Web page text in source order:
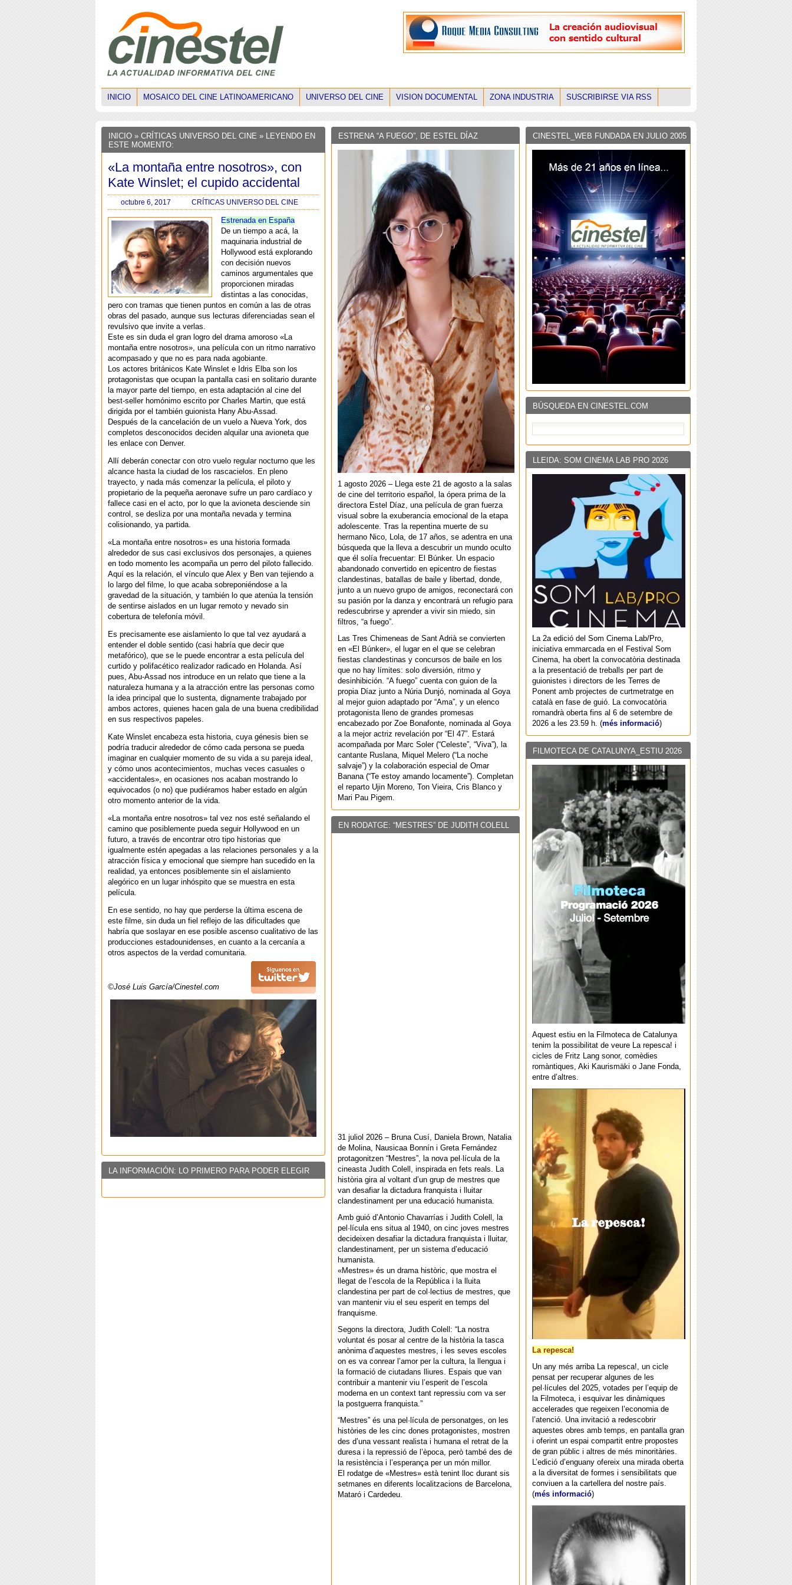
INICIO MOSAICO DEL CINE LATINOAMERICANO UNIVERSO DEL CINE VISION DOCUMENTAL ZONA INDUSTRIA SUSCRIBIRSE VIA RSS
INICIO » CRÍTICAS UNIVERSO DEL CINE » LEYENDO EN
ESTE MOMENTO:
«La montaña entre nosotros», con
Kate Winslet; el cupido accidental
octubre 6, 2017 CRÍTICAS UNIVERSO DEL CINE
Estrenada en España
De un tiempo a acá, la
maquinaria industrial de
Hollywood está explorando
con decisión nuevos
caminos argumentales que
proporcionen miradas
distintas a las conocidas,
pero con tramas que tienen puntos en común a las de otras
obras del pasado, aunque sus lecturas diferenciadas sean el
revulsivo que invite a verlas.
Este es sin duda el gran logro del drama amoroso «La
montaña entre nosotros», una película con un ritmo narrativo
acompasado y que no es para nada agobiante.
Los actores británicos Kate Winslet e Idris Elba son los
protagonistas que ocupan la pantalla casi en solitario durante
la mayor parte del tiempo, en esta adaptación al cine del
best-seller homónimo escrito por Charles Martin, que está
dirigida por el también guionista Hany Abu-Assad.
Después de la cancelación de un vuelo a Nueva York, dos
completos desconocidos deciden alquilar una avioneta que
les enlace con Denver.
Allí deberán conectar con otro vuelo regular nocturno que les
alcance hasta la ciudad de los rascacielos. En pleno
trayecto, y nada más comenzar la película, el piloto y
propietario de la pequeña aeronave sufre un paro cardíaco y
fallece casi en el acto, por lo que la avioneta desciende sin
control, se desliza por una montaña nevada y termina
colisionando, ya partida.
«La montaña entre nosotros» es una historia formada
alrededor de sus casi exclusivos dos personajes, a quienes
en todo momento les acompaña un perro del piloto fallecido.
Aquí es la relación, el vínculo que Alex y Ben van tejiendo a
lo largo del filme, lo que acaba sobreponiéndose a la
gravedad de la situación, y también lo que atenúa la tensión
de sentirse aislados en un lugar remoto y nevado sin
cobertura de telefonía móvil.
Es precisamente ese aislamiento lo que tal vez ayudará a
entender el doble sentido (casi habría que decir que
metafórico), que se le puede encontrar a esta película del
curtido y polifacético realizador radicado en Holanda. Así
pues, Abu-Assad nos introduce en un relato que tiene a la
naturaleza humana y a la atracción entre las personas como
la idea principal que lo sustenta, dignamente trabajado por
ambos actores, quienes hacen gala de una buena credibilidad
en sus respectivos papeles.
Kate Winslet encabeza esta historia, cuya génesis bien se
podría traducir alrededor de cómo cada persona se pueda
imaginar en cualquier momento de su vida a su pareja ideal,
y cómo unos acontecimientos, muchas veces casuales o
«accidentales», en ocasiones nos acaban mostrando lo
equivocados (o no) que pudiéramos haber estado en algún
otro momento anterior de la vida.
«La montaña entre nosotros» tal vez nos esté señalando el
camino que posiblemente pueda seguir Hollywood en un
futuro, a través de encontrar otro tipo historias que
igualmente estén apegadas a las relaciones personales y a la
atracción física y emocional que siempre han sucedido en la
realidad, ya entonces posiblemente sin el aislamiento
alegórico en un lugar inhóspito que se muestra en esta
película.
En ese sentido, no hay que perderse la última escena de
este filme, sin duda un fiel reflejo de las dificultades que
habría que soslayar en ese posible ascenso cualitativo de las
producciones estadounidenses, en cuanto a la cercanía a
otros aspectos de la verdad comunitaria.
©José Luis García/Cinestel.com
LA INFORMACIÓN: LO PRIMERO PARA PODER ELEGIR
CINESTEL_WEB FUNDADA EN JULIO 2005
BÚSQUEDA EN CINESTEL.COM
LLEIDA: SOM CINEMA LAB PRO 2026
La 2a edició del Som Cinema Lab/Pro,
iniciativa emmarcada en el Festival Som
Cinema, ha obert la convocatòria destinada
a la presentació de treballs per part de
guionistes i directors de les Terres de
Ponent amb projectes de curtmetratge en
català en fase de guió. La convocatòria
romandrà oberta fins al 6 de setembre de
2026 a les 23.59 h. (més informació)
FILMOTECA DE CATALUNYA_ESTIU 2026
Aquest estiu en la Filmoteca de Catalunya
tenim la possibilitat de veure La repesca! i
cicles de Fritz Lang sonor, comèdies
romàntiques, Aki Kaurismäki o Jane Fonda,
entre d’altres.
La repesca!
Un any més arriba La repesca!, un cicle
pensat per recuperar algunes de les
pel·lícules del 2025, votades per l’equip de
la Filmoteca, i esquivar les dinàmiques
accelerades que regeixen l’economia de
l’atenció. Una invitació a redescobrir
aquestes obres amb temps, en pantalla gran
i oferint un espai compartit entre propostes
de gran públic i altres de més minoritàries.
L’edició d’enguany ofereix una mirada oberta
a la diversitat de formes i sensibilitats que
conviuen a la cartellera del nostre país.
(més informació)
ESTRENA “A FUEGO”, DE ESTEL DÍAZ
1 agosto 2026 – Llega este 21 de agosto a la salas
de cine del territorio español, la ópera prima de la
directora Estel Díaz, una película de gran fuerza
visual sobre la exuberancia emocional de la etapa
adolescente. Tras la repentina muerte de su
hermano Nico, Lola, de 17 años, se adentra en una
búsqueda que la lleva a descubrir un mundo oculto
que él solía frecuentar: El Búnker. Un espacio
abandonado convertido en epicentro de fiestas
clandestinas, batallas de baile y libertad, donde,
junto a un nuevo grupo de amigos, reconectará con
su pasión por la danza y encontrará un refugio para
redescubrirse y aprender a vivir sin miedo, sin
filtros, “a fuego”.
Las Tres Chimeneas de Sant Adrià se convierten
en «El Búnker», el lugar en el que se celebran
fiestas clandestinas y concursos de baile en los
que no hay límites: solo diversión, ritmo y
desinhibición. “A fuego” cuenta con guion de la
propia Díaz junto a Núria Dunjó, nominada al Goya
al mejor guion adaptado por “Ama”, y un elenco
protagonista lleno de grandes promesas
encabezado por Zoe Bonafonte, nominada al Goya
a la mejor actriz revelación por “El 47”. Estará
acompañada por Marc Soler (“Celeste”, “Viva”), la
cantante Ruslana, Miquel Melero (“La noche
salvaje”) y la colaboración especial de Omar
Banana (“Te estoy amando locamente”). Completan
el reparto Ujin Moreno, Ton Vieira, Cris Blanco y
Mari Pau Pigem.
EN RODATGE: “MESTRES” DE JUDITH COLELL
31 juliol 2026 – Bruna Cusí, Daniela Brown, Natalia
de Molina, Nausicaa Bonnín i Greta Fernández
protagonitzen “Mestres”, la nova pel·lícula de la
cineasta Judith Colell, inspirada en fets reals. La
història gira al voltant d’un grup de mestres que
van desafiar la dictadura franquista i lluitar
clandestinament per una educació humanista.
Amb guió d’Antonio Chavarrías i Judith Colell, la
pel·lícula ens situa al 1940, on cinc joves mestres
decideixen desafiar la dictadura franquista i lluitar,
clandestinament, per un sistema d’educació
humanista.
«Mestres» és un drama històric, que mostra el
llegat de l’escola de la República i la lluita
clandestina per part de col·lectius de mestres, que
van mantenir viu el seu esperit en temps del
franquisme.
Segons la directora, Judith Colell: “La nostra
voluntat és posar al centre de la història la tasca
anònima d’aquestes mestres, i les seves escoles
on es va conrear l’amor per la cultura, la llengua i
la formació de ciutadans lliures. Espais que van
contribuir a mantenir viu l’esperit de l’escola
moderna en un context tant repressiu com va ser
la postguerra franquista.”
“Mestres” és una pel·lícula de personatges, on les
històries de les cinc dones protagonistes, mostren
des d’una vessant realista i humana el retrat de la
duresa i la repressió de l’època, però també des de
la resistència i l’esperança per un món millor.
El rodatge de «Mestres» està tenint lloc durant sis
setmanes en diferents localitzacions de Barcelona,
Mataró i Cardedeu.